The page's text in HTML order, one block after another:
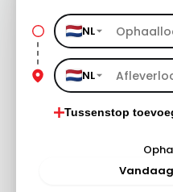
NL
NL
Tussenstop